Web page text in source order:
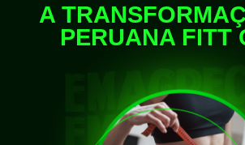
A
PERUANA FITT